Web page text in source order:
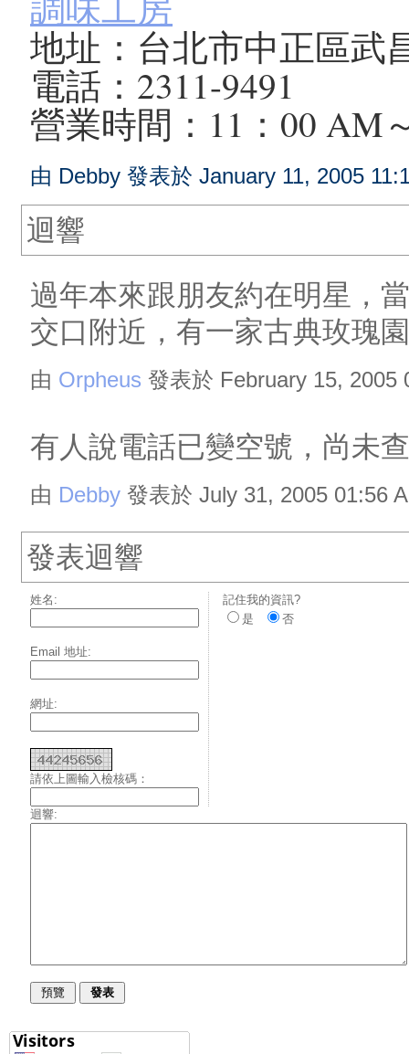
地址：台北市中正區武
電話：2311-9491
營業時間：11：00 AM
由 Debby 發表於 January 11, 2005
迴響
過年本來跟朋友約在明星，
交口附近，有一家古典玫瑰
由 Orpheus 發表於 February 15, 2005
有人說電話已變空號，尚未
由 Debby 發表於 July 31, 2005 01:56
發表迴響
姓名:
Email 地址:
網址:
請依上圖輸入檢核碼：
記住我的資訊?
是
否
迴響: